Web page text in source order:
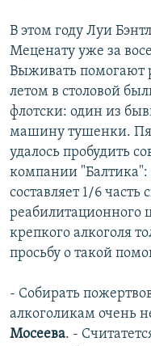
В этом году Луи
Меценату уже за
Выживать помогают
летом в столовой
флотски: один из
машину тушенки.
удалось пробудить
компании
составляет 1/6
реабилитационного
крепкого алкоголя
просьбу о такой
- Собирать
алкоголикам очень
Мосеева. -